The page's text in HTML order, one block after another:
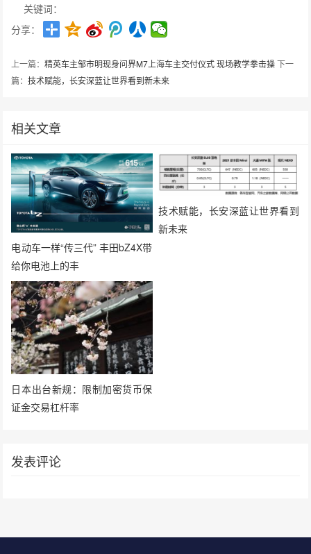
关键词：
分享：
上一篇：精英车主邹市明现身问界M7上海车主交付仪式 现场教学拳击操下一
篇：技术赋能，长安深蓝让世界看到新未来
相关文章
电动车一样“传三代” 丰田bZ4X带
给你电池上的丰
技术赋能，长安深蓝让世界看到
新未来
日本出台新规：限制加密货币保
证金交易杠杆率
发表评论